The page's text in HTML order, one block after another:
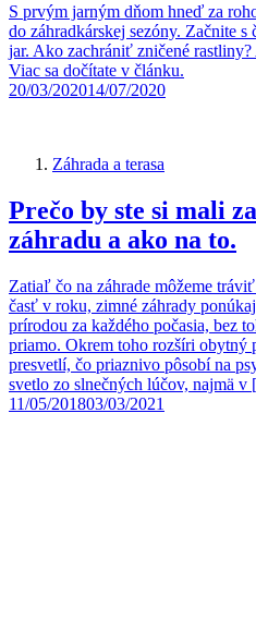
S prvým jarným dňom hneď za
do záhradkárskej sezóny. Začnite s
jar. Ako zachrániť zničené
Viac sa dočítate v článku.
20/03/202014/07/2020
Záhrada a terasa
Prečo by ste si mali
záhradu a ako na to.
Zatiaľ čo na záhrade môžeme
časť v roku, zimné záhrady
prírodou za každého počasia, bez
priamo. Okrem toho rozšíri obytný
presvetlí, čo priaznivo pôsobí na
svetlo zo slnečných lúčov, najmä
11/05/201803/03/2021